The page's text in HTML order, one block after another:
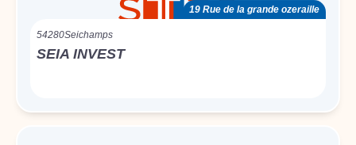
19 Rue de la grande ozeraille
54280Seichamps
SEIA INVEST